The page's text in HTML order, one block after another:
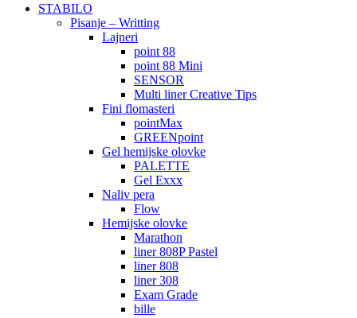
STABILO
Pisanje – Writting
Lajneri
point 88
point 88 Mini
SENSOR
Multi liner Creative Tips
Fini flomasteri
pointMax
GREENpoint
Gel hemijske olovke
PALETTE
Gel Exxx
Naliv pera
Flow
Hemijske olovke
Marathon
liner 808P Pastel
liner 808
liner 308
Exam Grade
bille